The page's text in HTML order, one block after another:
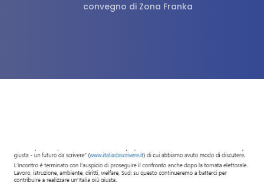
convegno di Zona Franka